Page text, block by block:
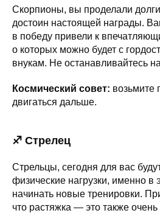
Скорпионы, вы проделали
достоин настоящей награды.
в победу привели к
о которых можно будет с
внукам. Не останавливайтесь
Космический совет: возьмите
двигаться дальше.
♐ Стрелец
Стрельцы, сегодня для вас
физические нагрузки, именно в
начинать новые тренировки.
что растяжка — это также очень